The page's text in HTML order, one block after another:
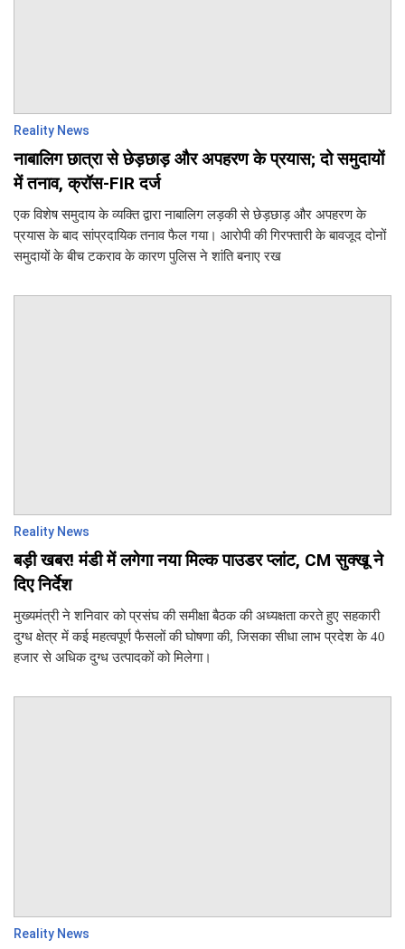
Reality News
नाबालिग छात्रा से छेड़छाड़ और अपहरण के प्रयास; दो समुदायों
में तनाव, क्रॉस-FIR दर्ज
एक विशेष समुदाय के व्यक्ति द्वारा नाबालिग लड़की से छेड़छाड़ और अपहरण के
प्रयास के बाद सांप्रदायिक तनाव फैल गया। आरोपी की गिरफ्तारी के बावजूद दोनों
समुदायों के बीच टकराव के कारण पुलिस ने शांति बनाए रख
Reality News
बड़ी खबर! मंडी में लगेगा नया मिल्क पाउडर प्लांट, CM सुक्खू ने
दिए निर्देश
मुख्यमंत्री ने शनिवार को प्रसंघ की समीक्षा बैठक की अध्यक्षता करते हुए सहकारी
दुग्ध क्षेत्र में कई महत्वपूर्ण फैसलों की घोषणा की, जिसका सीधा लाभ प्रदेश के 40
हजार से अधिक दुग्ध उत्पादकों को मिलेगा।
Reality News